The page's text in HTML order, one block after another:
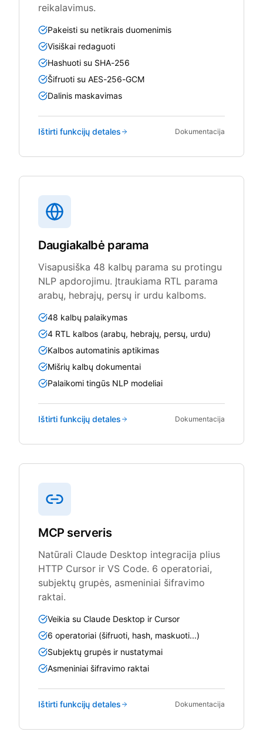
reikalavimus.
Pakeisti su netikrais duomenimis
Visiškai redaguoti
Hashuoti su SHA-256
Šifruoti su AES-256-GCM
Dalinis maskavimas
Ištirti funkcijų detales Dokumentacija
Daugiakalbė parama
Visapusiška 48 kalbų parama su protingu
NLP apdorojimu. Įtraukiama RTL parama
arabų, hebrajų, persų ir urdu kalboms.
48 kalbų palaikymas
4 RTL kalbos (arabų, hebrajų, persų, urdu)
Kalbos automatinis aptikimas
Mišrių kalbų dokumentai
Palaikomi tingūs NLP modeliai
Ištirti funkcijų detales Dokumentacija
MCP serveris
Natūrali Claude Desktop integracija plius
HTTP Cursor ir VS Code. 6 operatoriai,
subjektų grupės, asmeniniai šifravimo
raktai.
Veikia su Claude Desktop ir Cursor
6 operatoriai (šifruoti, hash, maskuoti...)
Subjektų grupės ir nustatymai
Asmeniniai šifravimo raktai
Ištirti funkcijų detales Dokumentacija